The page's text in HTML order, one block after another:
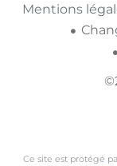
Mentions
Ce site est protégé